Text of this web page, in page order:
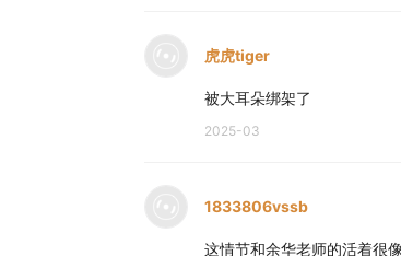
虎虎tiger
被大耳朵绑架了
2025-03
1833806vssb
这情节和余华老师的活着很像